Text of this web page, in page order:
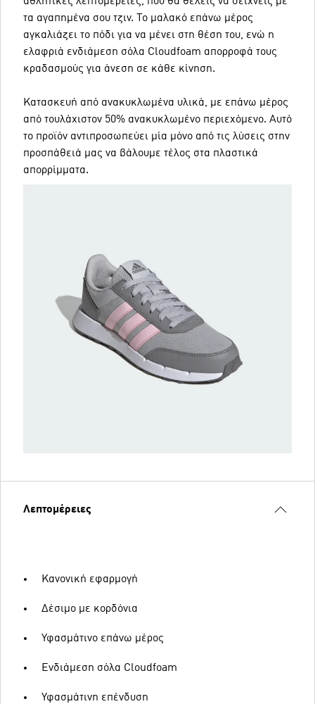
τα αγαπημένα σου τζιν. Το μαλακό επάνω μέρος
αγκαλιάζει το πόδι για να μένει στη θέση του, ενώ η
ελαφριά ενδιάμεση σόλα Cloudfoam απορροφά τους
κραδασμούς για άνεση σε κάθε κίνηση.
Κατασκευή από ανακυκλωμένα υλικά, με επάνω μέρος
από τουλάχιστον 50% ανακυκλωμένο περιεχόμενο. Αυτό
το προϊόν αντιπροσωπεύει μία μόνο από τις λύσεις στην
προσπάθειά μας να βάλουμε τέλος στα πλαστικά
απορρίμματα.
Λεπτομέρειες
Κανονική εφαρμογή
Δέσιμο με κορδόνια
Υφασμάτινο επάνω μέρος
Ενδιάμεση σόλα Cloudfoam
Υφασμάτινη επένδυση